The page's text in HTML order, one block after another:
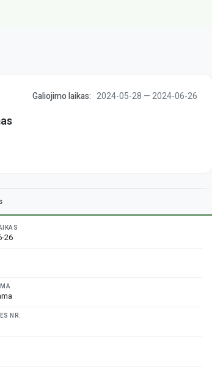
Galiojimo laikas: 2024-05-28 — 2024-06-26
26
NR.